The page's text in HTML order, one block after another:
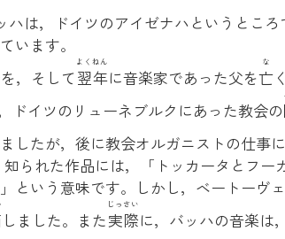
ハは，ドイツのアイゼナハというとこ
います。
，そして翌年
よくねん
に音楽家であった父を亡
な
ドイツのリューネブルクにあった教会の
したが，後に教会オルガニストの仕
られた作品には，「トッカータとフー
という意味です。しかし，ベートーヴ
しました。また実際
じっさい
に，バッハの音楽は